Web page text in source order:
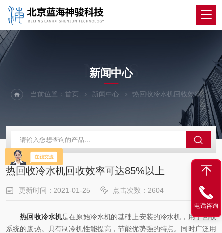
NEWS
新闻中心
当前位置：首页 新闻中心 热回收冷水机回收效率可达85%以上
热回收冷水机回收效率可达85%以上
更新时间：2021-01-25 点击次数：2604
热回收冷水机是在原始冷水机的基础上安装的冷水机，用于回收
系统的废热。具有制冷机性能提高，节能优势强的特点。同时广泛用
电话咨询